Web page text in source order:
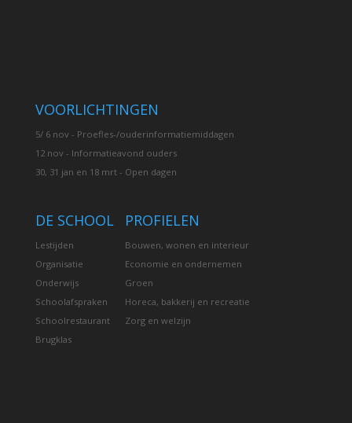
VOORLICHTINGEN
5/ 6 nov - Proefles-/ouderinformatiemiddagen
12 nov - Informatieavond ouders
30, 31 jan en 18 mrt - Open dagen
DE SCHOOL
Lestijden
Organisatie
Onderwijs
Schoolafspraken
Schoolrestaurant
Brugklas
PROFIELEN
Bouwen, wonen en interieur
Economie en ondernemen
Groen
Horeca, bakkerij en recreatie
Zorg en welzijn